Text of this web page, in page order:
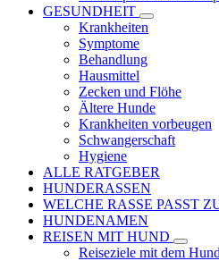
GESUNDHEIT
Krankheiten
Symptome
Behandlung
Hausmittel
Zecken und Flöhe
Ältere Hunde
Krankheiten vorbeugen
Schwangerschaft
Hygiene
ALLE RATGEBER
HUNDERASSEN
WELCHE RASSE PASST
HUNDENAMEN
REISEN MIT HUND
Reiseziele mit dem Hund